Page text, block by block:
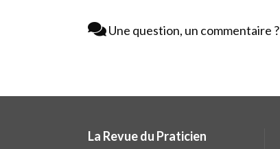
Une question, un commentaire ?
La Revue du Praticien